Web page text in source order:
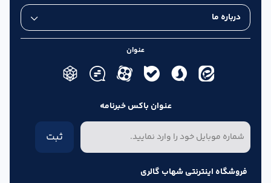
درباره ما
عنوان
عنوان باکس خبرنامه
ثبت
فروشگاه اینترنتی شهاب گالری